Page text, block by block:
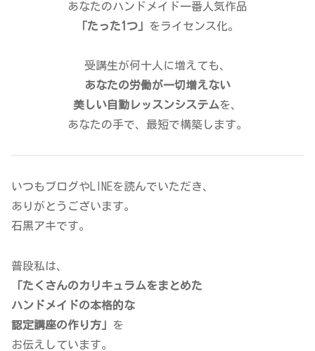
あなたのハンドメイド一番人気作品
「たった1つ」
をライセンス化。
受講生が何十人に増えても、
あなたの労働が一切増えない
美しい自動レッスンシステムを、
あなたの手で、最短で構築します。
いつもブログやLINEを読んでいただき、
ありがとうございます。
石黒アキです。
普段私は、
「たくさんのカリキュラムをまとめた
ハンドメイドの本格的な
認定講座の作り方」
を
お伝えしています。